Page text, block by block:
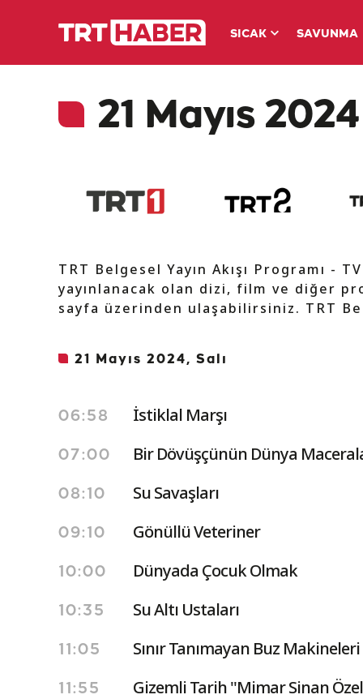
SICAK SAVUNMA
21 Mayıs
TRT Belgesel Yayın Akışı Programı -
yayınlanacak olan dizi, film ve diğer
sayfa üzerinden ulaşabilirsiniz. TRT
21 Mayıs 2024, Salı
06:58 İstiklal Marşı
07:00 Bir Dövüşçünün Dünya
08:10 Su Savaşları
09:10 Gönüllü Veteriner
10:00 Dünyada Çocuk Olmak
10:35 Su Altı Ustaları
11:05 Sınır Tanımayan Buz Makineleri
11:55 Gizemli Tarih ''Mimar Sinan